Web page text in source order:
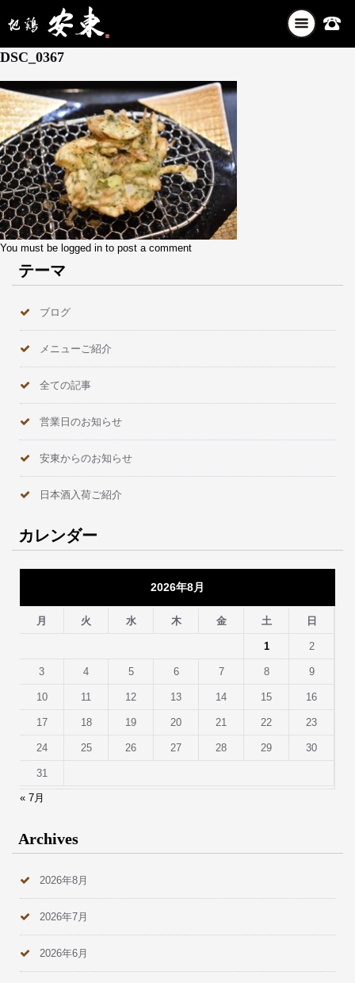
ナ
ビ
2月 13, 2026
DSC_0367
You must be logged in to post a comment
テーマ
ブログ
メニューご紹介
全ての記事
営業日のお知らせ
安東からのお知らせ
日本酒入荷ご紹介
カレンダー
2026年8月
月 火 水 木 金 土 日
1 2
3 4 5 6 7 8 9
10 11 12 13 14 15 16
17 18 19 20 21 22 23
24 25 26 27 28 29 30
31
« 7月
Archives
2026年8月
2026年7月
2026年6月